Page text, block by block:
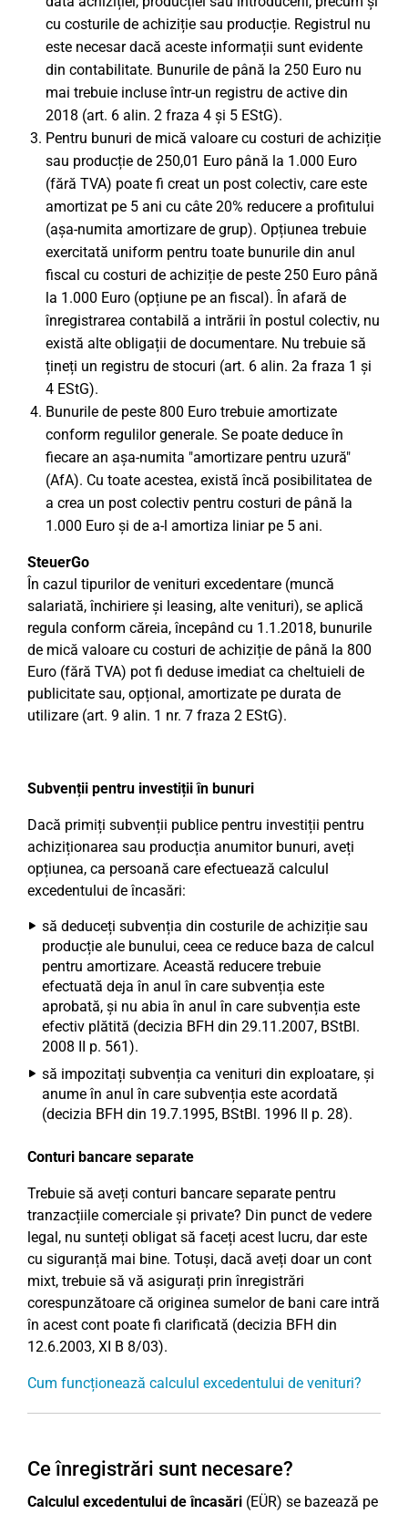
cu costurile de achiziție sau producție. Registrul nu
este necesar dacă aceste informații sunt evidente
din contabilitate. Bunurile de până la 250 Euro nu
mai trebuie incluse într-un registru de active din
2018 (art. 6 alin. 2 fraza 4 și 5 EStG).
Pentru bunuri de mică valoare cu costuri de achiziție
sau producție de 250,01 Euro până la 1.000 Euro
(fără TVA) poate fi creat un post colectiv, care este
amortizat pe 5 ani cu câte 20% reducere a profitului
(așa-numita amortizare de grup). Opțiunea trebuie
exercitată uniform pentru toate bunurile din anul
fiscal cu costuri de achiziție de peste 250 Euro până
la 1.000 Euro (opțiune pe an fiscal). În afară de
înregistrarea contabilă a intrării în postul colectiv, nu
există alte obligații de documentare. Nu trebuie să
țineți un registru de stocuri (art. 6 alin. 2a fraza 1 și
4 EStG).
Bunurile de peste 800 Euro trebuie amortizate
conform regulilor generale. Se poate deduce în
fiecare an așa-numita "amortizare pentru uzură"
(AfA). Cu toate acestea, există încă posibilitatea de
a crea un post colectiv pentru costuri de până la
1.000 Euro și de a-l amortiza liniar pe 5 ani.
SteuerGo
În cazul tipurilor de venituri excedentare (muncă
salariată, închiriere și leasing, alte venituri), se aplică
regula conform căreia, începând cu 1.1.2018, bunurile
de mică valoare cu costuri de achiziție de până la 800
Euro (fără TVA) pot fi deduse imediat ca cheltuieli de
publicitate sau, opțional, amortizate pe durata de
utilizare (art. 9 alin. 1 nr. 7 fraza 2 EStG).
Subvenții pentru investiții în bunuri
Dacă primiți subvenții publice pentru investiții pentru
achiziționarea sau producția anumitor bunuri, aveți
opțiunea, ca persoană care efectuează calculul
excedentului de încasări:
să deduceți subvenția din costurile de achiziție sau
producție ale bunului, ceea ce reduce baza de calcul
pentru amortizare. Această reducere trebuie
efectuată deja în anul în care subvenția este
aprobată, și nu abia în anul în care subvenția este
efectiv plătită (decizia BFH din 29.11.2007, BStBl.
2008 II p. 561).
să impozitați subvenția ca venituri din exploatare, și
anume în anul în care subvenția este acordată
(decizia BFH din 19.7.1995, BStBl. 1996 II p. 28).
Conturi bancare separate
Trebuie să aveți conturi bancare separate pentru
tranzacțiile comerciale și private? Din punct de vedere
legal, nu sunteți obligat să faceți acest lucru, dar este
cu siguranță mai bine. Totuși, dacă aveți doar un cont
mixt, trebuie să vă asigurați prin înregistrări
corespunzătoare că originea sumelor de bani care intră
în acest cont poate fi clarificată (decizia BFH din
12.6.2003, XI B 8/03).
Cum funcționează calculul excedentului de venituri?
Ce înregistrări sunt necesare?
Calculul excedentului de încasări (EÜR) se bazează pe